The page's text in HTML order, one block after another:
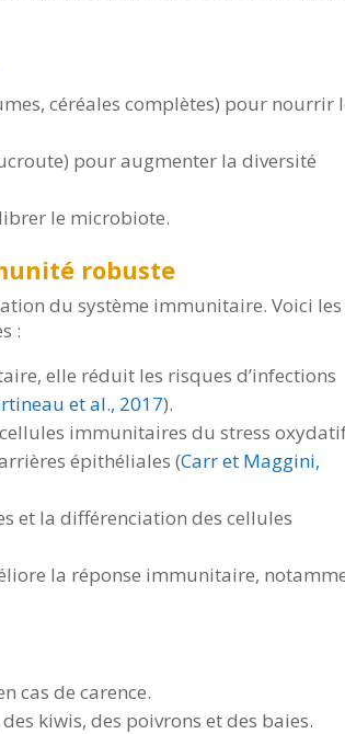
céréales complètes) pour nourrir
pour augmenter la diversité
le microbiote.
robuste
du système immunitaire. Voici les
:
elle réduit les risques d’infections
et al., 2017).
immunitaires du stress
épithéliales (Carr et Maggini,
et la différenciation des cellules
la réponse immunitaire,
cas de carence.
kiwis, des poivrons et des baies.